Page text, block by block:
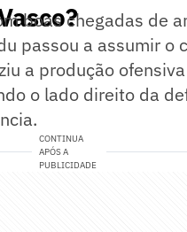
boas chegadas de
passou a assumir o
a produção
o lado direito da
CONTINUA
APÓS A
PUBLICIDADE